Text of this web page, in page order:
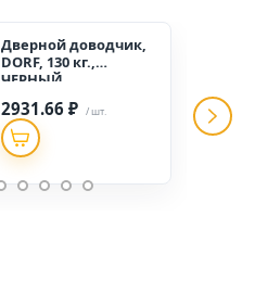
Дверной доводчик,
DORF, 130 кг.,
ЧЕРНЫЙ
2931.66 ₽ / шт.